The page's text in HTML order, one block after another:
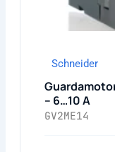
Schneider
– 6…10 A
GV2ME14